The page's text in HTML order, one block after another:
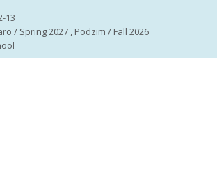
13
/ Spring 2027 , Podzim / Fall 2026